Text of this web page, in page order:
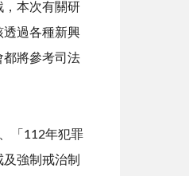
，本次有關研
透過各種新興
都將參考司法
「112年犯罪
強制戒治制